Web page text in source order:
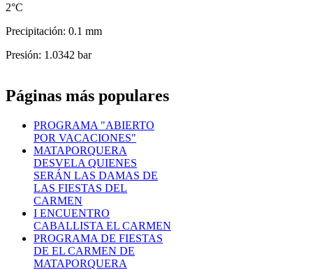
2°C
Precipitación: 0.1 mm
Presión: 1.0342 bar
Páginas más populares
PROGRAMA "ABIERTO
POR VACACIONES"
MATAPORQUERA
DESVELA QUIENES
SERÁN LAS DAMAS DE
LAS FIESTAS DEL
CARMEN
I ENCUENTRO
CABALLISTA EL CARMEN
PROGRAMA DE FIESTAS
DE EL CARMEN DE
MATAPORQUERA